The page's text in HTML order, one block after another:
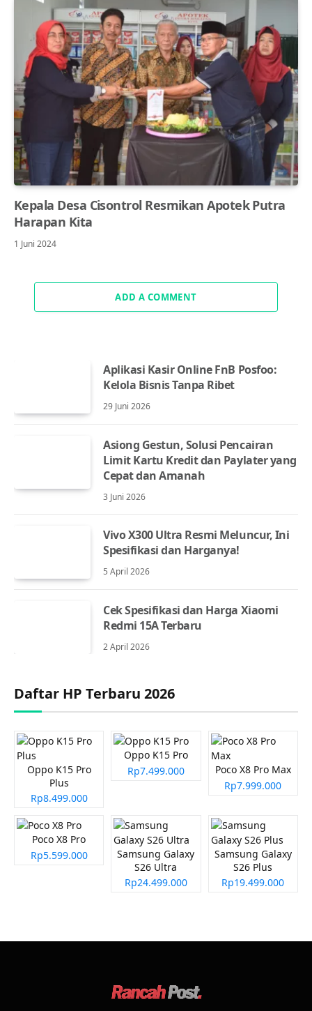
Kepala Desa Cisontrol Resmikan Apotek Putra
Harapan Kita
1 Juni 2024
ADD A COMMENT
Aplikasi Kasir Online FnB Posfoo:
Kelola Bisnis Tanpa Ribet
29 Juni 2026
Asiong Gestun, Solusi Pencairan
Limit Kartu Kredit dan Paylater yang
Cepat dan Amanah
3 Juni 2026
Vivo X300 Ultra Resmi Meluncur, Ini
Spesifikasi dan Harganya!
5 April 2026
Cek Spesifikasi dan Harga Xiaomi
Redmi 15A Terbaru
2 April 2026
Daftar HP Terbaru 2026
Oppo K15 Pro
Plus
Rp8.499.000
Oppo K15 Pro
Rp7.499.000
Poco X8 Pro Max
Rp7.999.000
Poco X8 Pro
Rp5.599.000
Samsung Galaxy
S26 Ultra
Rp24.499.000
Samsung Galaxy
S26 Plus
Rp19.499.000